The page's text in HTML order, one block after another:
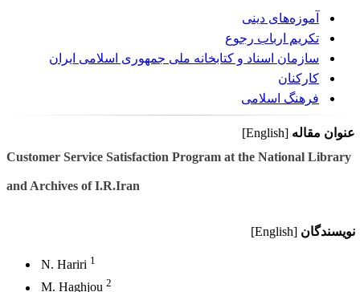
آموزه‌های دینی
تکریم ارباب رجوع
سازمان اسناد و کتابخانه ملی جمهوری اسلامی ایران
کارکنان
فرهنگ اسلامی
عنوان مقاله [English]
Customer Service Satisfaction Program at the National Library
and Archives of I.R.Iran
نویسندگان [English]
N. Hariri 1
M. Haghjou 2